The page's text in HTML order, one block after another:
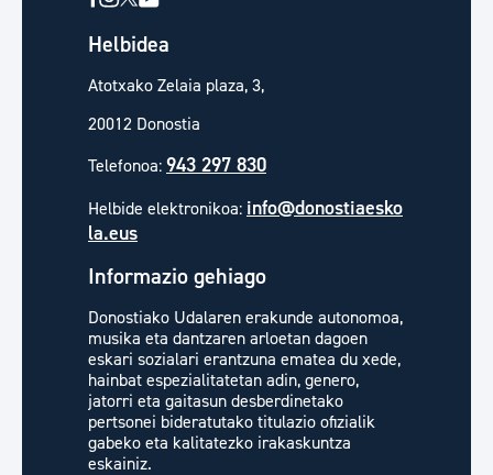
Helbidea
Atotxako Zelaia plaza, 3,
20012 Donostia
Telefonoa: 943 297 830
Helbide elektronikoa: info@donostiaesko
la.eus
Informazio gehiago
Donostiako Udalaren erakunde autonomoa,
musika eta dantzaren arloetan dagoen
eskari sozialari erantzuna ematea du xede,
hainbat espezialitatetan adin, genero,
jatorri eta gaitasun desberdinetako
pertsonei bideratutako titulazio ofizialik
gabeko eta kalitatezko irakaskuntza
eskainiz.